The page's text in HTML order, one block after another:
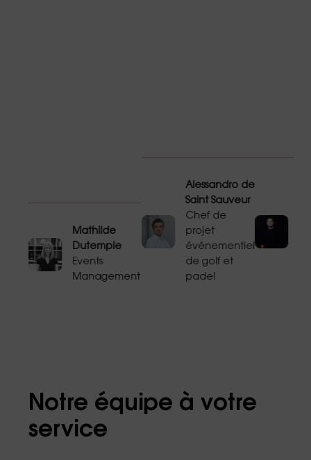
Mathilde
Dutemple
Events
Management
Alessandro de
Saint Sauveur
Chef de
projet
événementiel
de golf et
padel
Notre équipe à votre
service